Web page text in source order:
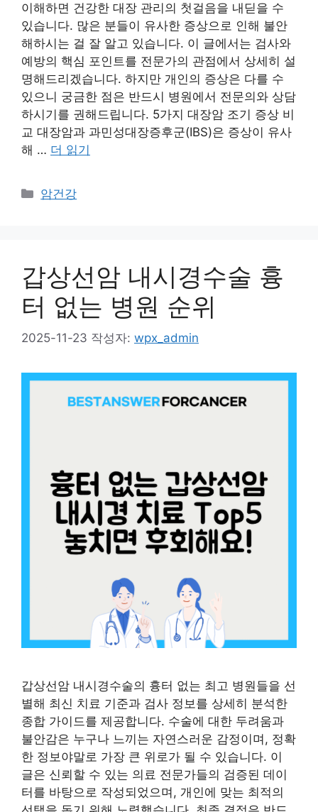
이해하면 건강한 대장 관리의 첫걸음을 내딛을 수
있습니다. 많은 분들이 유사한 증상으로 인해 불안
해하시는 걸 잘 알고 있습니다. 이 글에서는 검사와
예방의 핵심 포인트를 전문가의 관점에서 상세히 설
명해드리겠습니다. 하지만 개인의 증상은 다를 수
있으니 궁금한 점은 반드시 병원에서 전문의와 상담
하시기를 권해드립니다. 5가지 대장암 조기 증상 비
교 대장암과 과민성대장증후군(IBS)은 증상이 유사
해 … 더 읽기
카
암건강
갑상선암 내시경수술 흉
터 없는 병원 순위
2025-11-23 작성자: wpx_admin
갑상선암 내시경수술의 흉터 없는 최고 병원들을 선
별해 최신 치료 기준과 검사 정보를 상세히 분석한
종합 가이드를 제공합니다. 수술에 대한 두려움과
불안감은 누구나 느끼는 자연스러운 감정이며, 정확
한 정보야말로 가장 큰 위로가 될 수 있습니다. 이
글은 신뢰할 수 있는 의료 전문가들의 검증된 데이
터를 바탕으로 작성되었으며, 개인에 맞는 최적의